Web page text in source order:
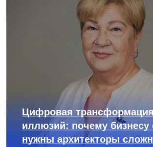
Цифровая
иллюзий: почему бизнесу
нужны архитекторы